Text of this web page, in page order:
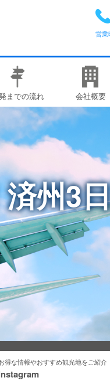
営業
までの流れ 会社概要
州3
得な情報やおすすめ観光地をご紹介